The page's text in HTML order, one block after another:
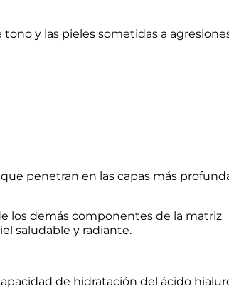
y las pieles sometidas a
penetran en las capas más
los demás componentes de la matriz
saludable y radiante.
de hidratación del ácido